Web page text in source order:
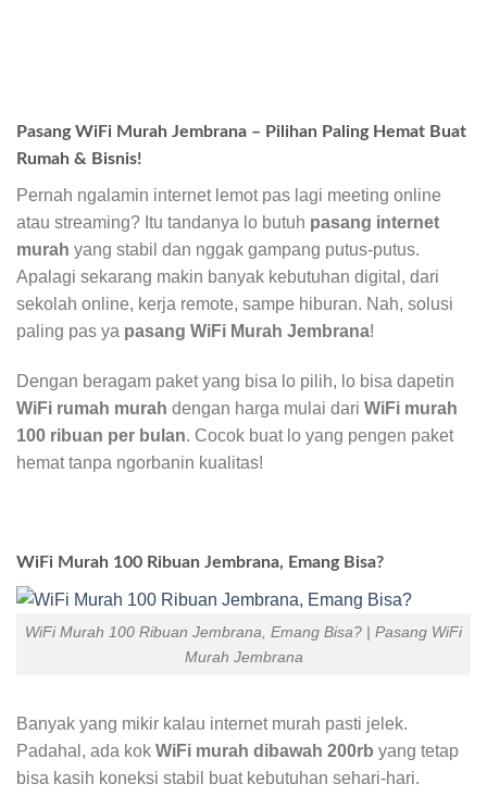
Pasang WiFi Murah Jembrana – Pilihan Paling Hemat Buat
Rumah & Bisnis!
Pernah ngalamin internet lemot pas lagi meeting online
atau streaming? Itu tandanya lo butuh pasang internet
murah yang stabil dan nggak gampang putus-putus.
Apalagi sekarang makin banyak kebutuhan digital, dari
sekolah online, kerja remote, sampe hiburan. Nah, solusi
paling pas ya pasang WiFi Murah Jembrana!
Dengan beragam paket yang bisa lo pilih, lo bisa dapetin
WiFi rumah murah dengan harga mulai dari WiFi murah
100 ribuan per bulan. Cocok buat lo yang pengen paket
hemat tanpa ngorbanin kualitas!
WiFi Murah 100 Ribuan Jembrana, Emang Bisa?
WiFi Murah 100 Ribuan Jembrana, Emang Bisa? | Pasang WiFi
Murah Jembrana
Banyak yang mikir kalau internet murah pasti jelek.
Padahal, ada kok WiFi murah dibawah 200rb yang tetap
bisa kasih koneksi stabil buat kebutuhan sehari-hari.